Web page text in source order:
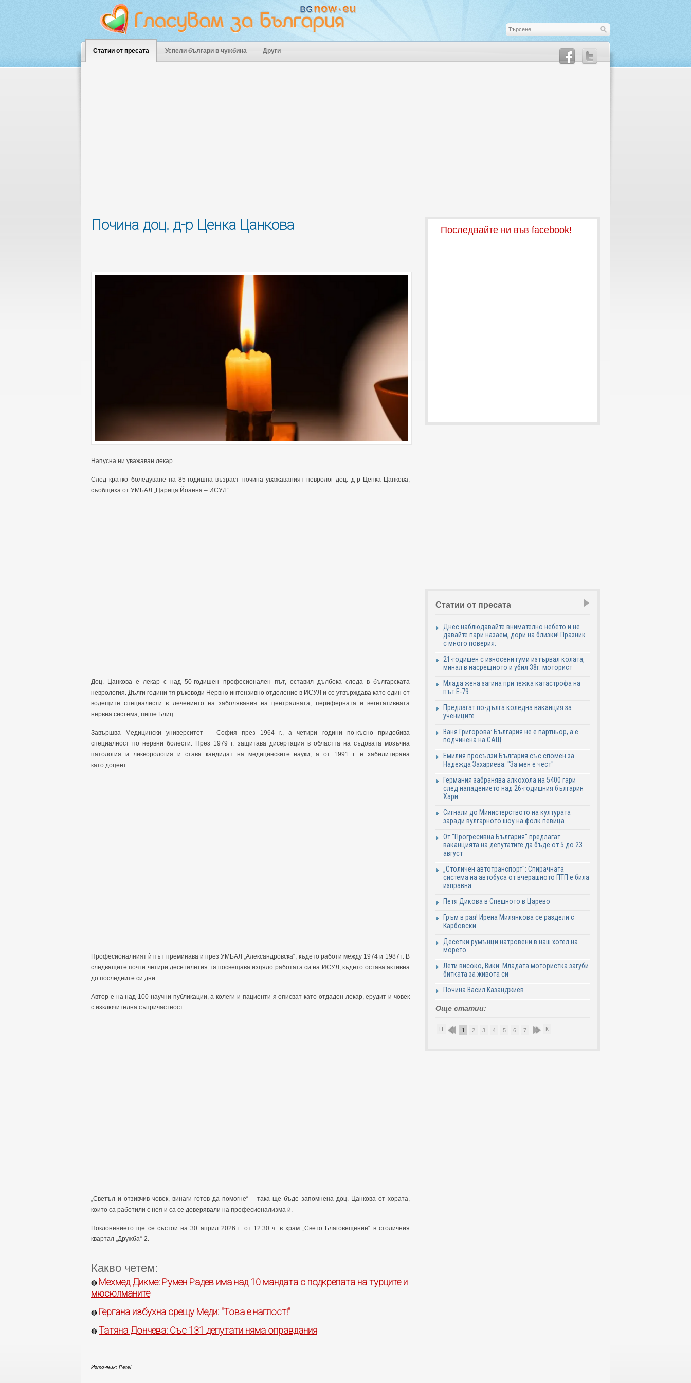
Статии от пресата Успели българи в чужбина Други
Почина доц. д-р Ценка Цанкова
Напусна ни уважаван лекар.
След кратко боледуване на 85-годишна възраст почина уважаваният невролог доц. д-р Ценка Цанкова,
съобщиха от УМБАЛ „Царица Йоанна – ИСУЛ“.
Доц. Цанкова е лекар с над 50-годишен професионален път, оставил дълбока следа в българската
неврология. Дълги години тя ръководи Нервно интензивно отделение в ИСУЛ и се утвърждава като един от
водещите специалисти в лечението на заболявания на централната, периферната и вегетативната
нервна система, пише Блиц.
Завършва Медицински университет – София през 1964 г., а четири години по-късно придобива
специалност по нервни болести. През 1979 г. защитава дисертация в областта на съдовата мозъчна
патология и ликворология и става кандидат на медицинските науки, а от 1991 г. е хабилитирана
като доцент.
Професионалният ѝ път преминава и през УМБАЛ „Александровска“, където работи между 1974 и 1987 г. В
следващите почти четири десетилетия тя посвещава изцяло работата си на ИСУЛ, където остава активна
до последните си дни.
Автор е на над 100 научни публикации, а колеги и пациенти я описват като отдаден лекар, ерудит и човек
с изключителна съпричастност.
„Светъл и отзивчив човек, винаги готов да помогне“ – така ще бъде запомнена доц. Цанкова от хората,
които са работили с нея и са се доверявали на професионализма ѝ.
Поклонението ще се състои на 30 април 2026 г. от 12:30 ч. в храм „Свето Благовещение“ в столичния
квартал „Дружба“-2.
Какво четем:
🔴 Мехмед Дикме: Румен Радев има над 10 мандата с подкрепата на турците и
мюсюлманите
🔴 Гергана избухна срещу Меди: "Това е наглост!"
🔴 Татяна Дончева: Със 131 депутати няма оправдания
Източник: Petel
Последвайте ни във facebook!
Статии от пресата
Днес наблюдавайте внимателно небето и не
давайте пари назаем, дори на близки! Празник
с много поверия:
21-годишен с износени гуми изтървал колата,
минал в насрещното и убил 38г. моторист
Млада жена загина при тежка катастрофа на
път Е-79
Предлагат по-дълга коледна ваканция за
учениците
Ваня Григорова: България не е партньор, а е
подчинена на САЩ
Емилия просълзи България със спомен за
Надежда Захариева: "За мен е чест"
Германия забранява алкохола на 5400 гари
след нападението над 26-годишния българин
Хари
Сигнали до Министерството на културата
заради вулгарното шоу на фолк певица
От "Прогресивна България" предлагат
ваканцията на депутатите да бъде от 5 до 23
август
„Столичен автотранспорт": Спирачната
система на автобуса от вчерашното ПТП е била
изправна
Петя Дикова в Спешното в Царево
Гръм в рая! Ирена Милянкова се раздели с
Карбовски
Десетки румънци натровени в наш хотел на
морето
Лети високо, Вики: Младата мотористка загуби
битката за живота си
Почина Васил Казанджиев
Още статии:
Н 1 2 3 4 5 6 7 8 9К